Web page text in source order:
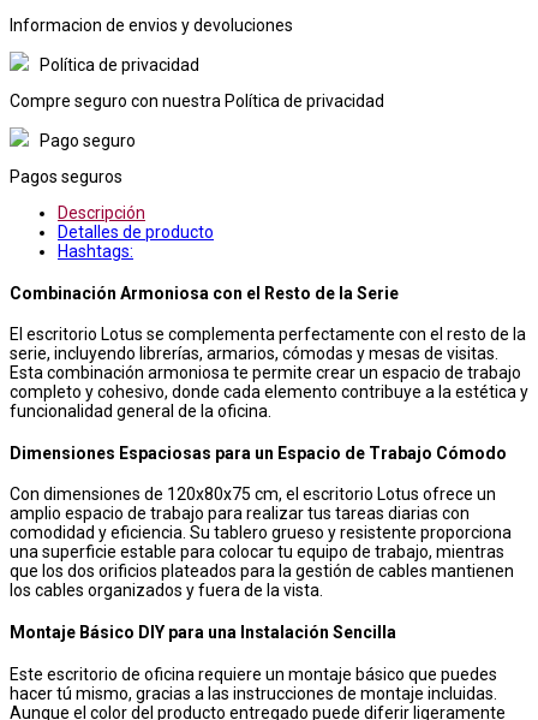
Informacion de envios y devoluciones
Política de privacidad
Compre seguro con nuestra Política de privacidad
Pago seguro
Pagos seguros
Descripción
Detalles de producto
Hashtags:
Combinación Armoniosa con el Resto de la Serie
El escritorio Lotus se complementa perfectamente con el resto de la
serie, incluyendo librerías, armarios, cómodas y mesas de visitas.
Esta combinación armoniosa te permite crear un espacio de trabajo
completo y cohesivo, donde cada elemento contribuye a la estética y
funcionalidad general de la oficina.
Dimensiones Espaciosas para un Espacio de Trabajo Cómodo
Con dimensiones de 120x80x75 cm, el escritorio Lotus ofrece un
amplio espacio de trabajo para realizar tus tareas diarias con
comodidad y eficiencia. Su tablero grueso y resistente proporciona
una superficie estable para colocar tu equipo de trabajo, mientras
que los dos orificios plateados para la gestión de cables mantienen
los cables organizados y fuera de la vista.
Montaje Básico DIY para una Instalación Sencilla
Este escritorio de oficina requiere un montaje básico que puedes
hacer tú mismo, gracias a las instrucciones de montaje incluidas.
Aunque el color del producto entregado puede diferir ligeramente